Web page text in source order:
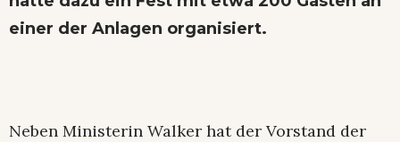
einer der Anlagen organisiert.
Neben Ministerin Walker hat der Vorstand der